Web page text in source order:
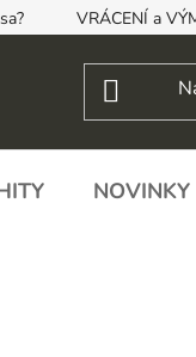
VRÁCENÍ a
NOVINKY